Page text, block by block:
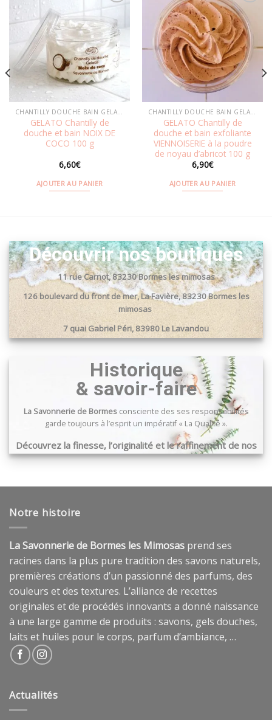
Ajouter
à la
wishlist
CHANTILLY DOUCHE BAIN GELATO
GELATO Chantilly de
douche et bain NOIX DE
COCO 100 g
6,60€
AJOUTER AU PANIER
Ajouter
à la
wishlist
CHANTILLY DOUCHE BAIN GELATO
GELATO Chantilly de
douche et bain exfoliante
VIENNOISERIE à la poudre
de noyau d’abricot 100 g
6,90€
AJOUTER AU PANIER
Découvrir nos boutiques
11 rue Carnot, 83230 Bormes les mimosas
126 boulevard du front de mer, La Favière, 83230 Bormes les
mimosas
7 quai Gabriel Péri, 83980 Le Lavandou
Historique
& savoir-faire
La Savonnerie de Bormesconsciente des ses responsabilités
garde toujours à l’esprit un impératif « La Qualité ».
Découvrez la finesse, l’originalité et le raffinement de nos
produits …
Notre histoire
La Savonnerie de Bormes les Mimosas prend ses
racines dans la plus pure tradition des savons naturels,
premières créations d’un passionné des parfums, des
couleurs et des textures. L’alliance de recettes
originales et de procédés innovants a donné naissance
à une large gamme de produits : savons, gels douches,
laits et huiles pour le corps, parfum d’ambiance, …
Actualités